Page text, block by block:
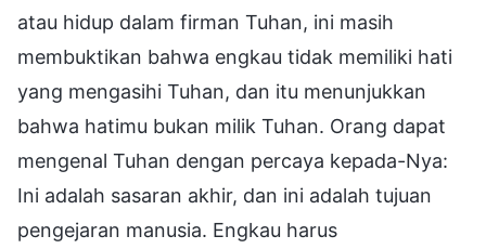
atau hidup dalam firman Tuhan, ini masih
membuktikan bahwa engkau tidak memiliki hati
yang mengasihi Tuhan, dan itu menunjukkan
bahwa hatimu bukan milik Tuhan. Orang dapat
mengenal Tuhan dengan percaya kepada-Nya:
Ini adalah sasaran akhir, dan ini adalah tujuan
pengejaran manusia. Engkau harus